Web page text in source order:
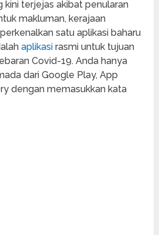
kini terjejas akibat penularan
makluman, kerajaan
satu aplikasi baharu
aplikasi rasmi untuk tujuan
Covid-19. Anda hanya
dari Google Play, App
dengan memasukkan kata